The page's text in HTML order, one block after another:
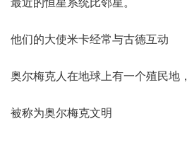
最近的恒星系统比邻星。
他们的大使米卡经常与古德互动
奥尔梅克人在地球上有一个殖民地，
被称为奥尔梅克文明